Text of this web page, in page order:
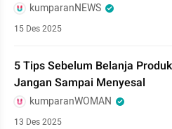
kumparanNEWS
15 Des 2025
5 Tips Sebelum Belanja
Jangan Sampai Menyesal
kumparanWOMAN
13 Des 2025